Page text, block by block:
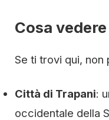
Cosa
Se ti trovi qui, non
Città di Trapani:
occidentale della